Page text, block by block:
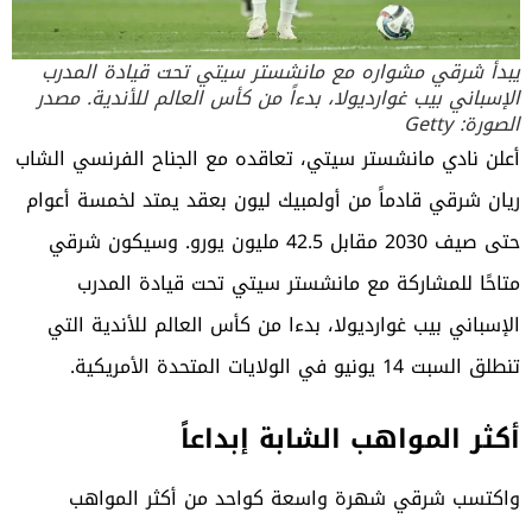
يبدأ شرقي مشواره مع مانشستر سيتي تحت قيادة المدرب
الإسباني بيب غوارديولا، بدءاً من كأس العالم للأندية. مصدر
الصورة: Getty
أعلن نادي مانشستر سيتي، تعاقده مع الجناح الفرنسي الشاب
ريان شرقي قادماً من أولمبيك ليون بعقد يمتد لخمسة أعوام
حتى صيف 2030 مقابل 42.5 مليون يورو. وسيكون شرقي
متاحًا للمشاركة مع مانشستر سيتي تحت قيادة المدرب
الإسباني بيب غوارديولا، بدءا من كأس العالم للأندية التي
تنطلق السبت 14 يونيو في الولايات المتحدة الأمريكية.
أكثر المواهب الشابة إبداعاً
واكتسب شرقي شهرة واسعة كواحد من أكثر المواهب